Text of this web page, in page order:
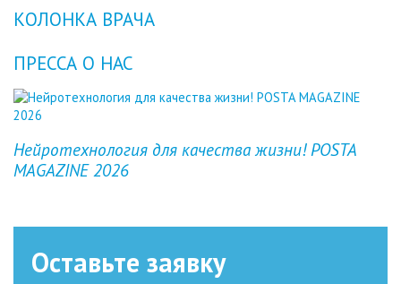
КОЛОНКА ВРАЧА
ПРЕССА О НАС
Нейротехнология для качества жизни! POSTA
MAGAZINE 2026
Previous
Оставьте заявку